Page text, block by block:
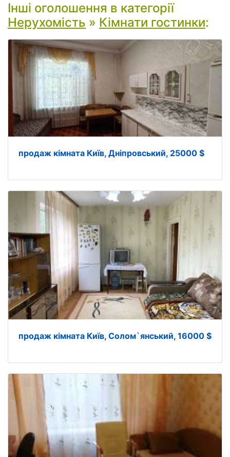
Інші оголошення в категорії
Нерухомість » Кімнати гостинки:
продаж кімната Київ, Дніпровський, 25000 $
продаж кімната Київ, Солом`янський, 16000 $